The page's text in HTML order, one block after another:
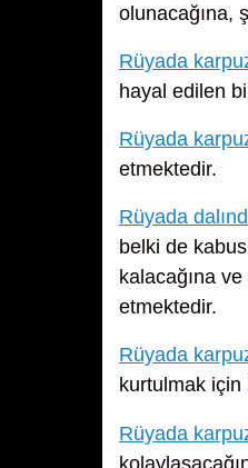
olunacağına,
Rüyada
hayal edilen
Rüyada
etmektedir.
Rüyada
belki de
kalacağına
etmektedir.
Rüyada
kurtulmak için
Rüyada